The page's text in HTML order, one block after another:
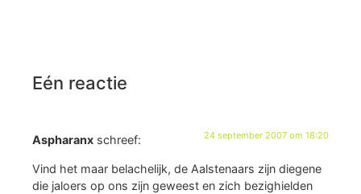
Eén reactie
Aspharanx schreef: 24 september 2007 om 18:20
Vind het maar belachelijk, de Aalstenaars zijn diegene
die jaloers op ons zijn geweest en zich bezighielden